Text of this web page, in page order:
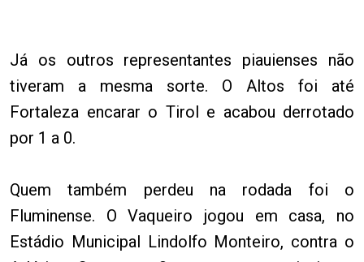
Já os outros representantes piauienses não
tiveram a mesma sorte. O Altos foi até
Fortaleza encarar o Tirol e acabou derrotado
por 1 a 0.
Quem também perdeu na rodada foi o
Fluminense. O Vaqueiro jogou em casa, no
Estádio Municipal Lindolfo Monteiro, contra o